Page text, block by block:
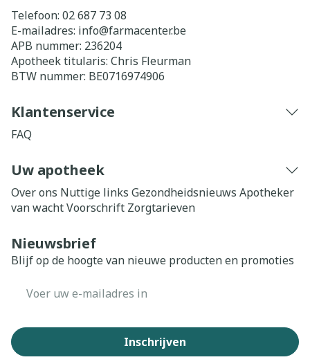
Telefoon: 02 687 73 08
E-mailadres: info@farmacenter.be
APB nummer: 236204
Apotheek titularis: Chris Fleurman
BTW nummer: BE0716974906
Klantenservice
FAQ
Uw apotheek
Over ons Nuttige links Gezondheidsnieuws Apotheker
van wachtVoorschrift Zorgtarieven
Nieuwsbrief
Blijf op de hoogte van nieuwe producten en promoties
Inschrijven